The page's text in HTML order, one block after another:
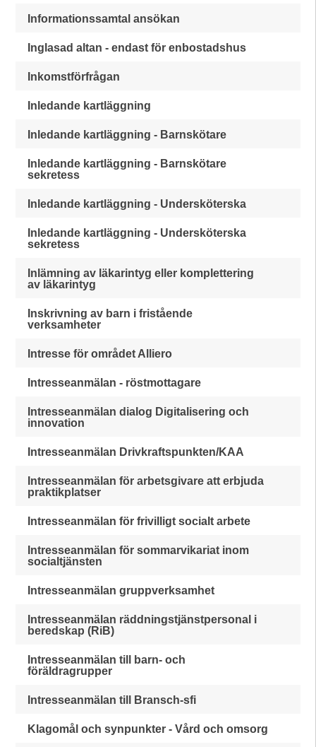
Informationssamtal ansökan
Inglasad altan - endast för enbostadshus
Inkomstförfrågan
Inledande kartläggning
Inledande kartläggning - Barnskötare
Inledande kartläggning - Barnskötare
sekretess
Inledande kartläggning - Undersköterska
Inledande kartläggning - Undersköterska
sekretess
Inlämning av läkarintyg eller komplettering
av läkarintyg
Inskrivning av barn i fristående
verksamheter
Intresse för området Alliero
Intresseanmälan - röstmottagare
Intresseanmälan dialog Digitalisering och
innovation
Intresseanmälan Drivkraftspunkten/KAA
Intresseanmälan för arbetsgivare att erbjuda
praktikplatser
Intresseanmälan för frivilligt socialt arbete
Intresseanmälan för sommarvikariat inom
socialtjänsten
Intresseanmälan gruppverksamhet
Intresseanmälan räddningstjänstpersonal i
beredskap (RiB)
Intresseanmälan till barn- och
föräldragrupper
Intresseanmälan till Bransch-sfi
Klagomål och synpunkter - Vård och omsorg